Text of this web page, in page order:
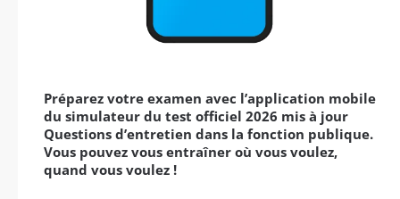
Préparez votre examen avec l’application mobile
du simulateur du test officiel 2026 mis à jour
Questions d’entretien dans la fonction publique.
Vous pouvez vous entraîner où vous voulez,
quand vous voulez !